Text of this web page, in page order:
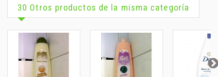
30 Otros productos de la misma categoría